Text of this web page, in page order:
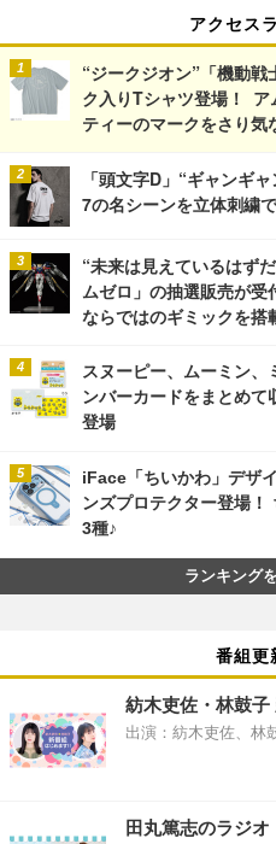
アクセス
“ジークジオン”「機動
ク入りTシャツ登場！ ア
ティーのマークをさり気
「頭文字D」“ギャンギ
7の名シーンを立体刺繍
“未来は見えているはず
ムゼロ」の抽選販売が
ならではのギミックを搭
スヌーピー、ムーミン、
ンバーカードをまとめ
登場
iFace「ちいかわ」デザ
ンズプロテクター登場
3種♪
ランキング
番組更
紡木吏佐・林鼓
出演：紡木吏佐、林
田丸篤志のラジ